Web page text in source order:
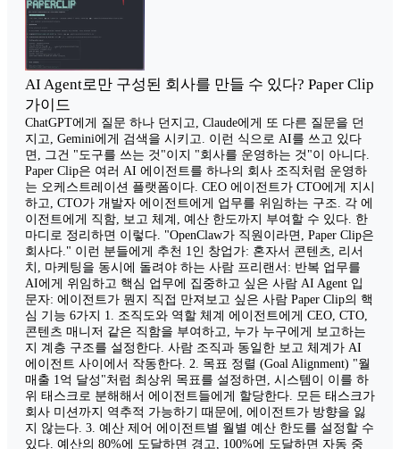
AI Agent로만 구성된 회사를 만들 수 있다? Paper Clip
가이드
ChatGPT에게 질문 하나 던지고, Claude에게 또 다른 질문을 던
지고, Gemini에게 검색을 시키고. 이런 식으로 AI를 쓰고 있다
면, 그건 "도구를 쓰는 것"이지 "회사를 운영하는 것"이 아니다.
Paper Clip은 여러 AI 에이전트를 하나의 회사 조직처럼 운영하
는 오케스트레이션 플랫폼이다. CEO 에이전트가 CTO에게 지시
하고, CTO가 개발자 에이전트에게 업무를 위임하는 구조. 각 에
이전트에게 직함, 보고 체계, 예산 한도까지 부여할 수 있다. 한
마디로 정리하면 이렇다. "OpenClaw가 직원이라면, Paper Clip은
회사다." 이런 분들에게 추천 1인 창업가: 혼자서 콘텐츠, 리서
치, 마케팅을 동시에 돌려야 하는 사람 프리랜서: 반복 업무를
AI에게 위임하고 핵심 업무에 집중하고 싶은 사람 AI Agent 입
문자: 에이전트가 뭔지 직접 만져보고 싶은 사람 Paper Clip의 핵
심 기능 6가지 1. 조직도와 역할 체계 에이전트에게 CEO, CTO,
콘텐츠 매니저 같은 직함을 부여하고, 누가 누구에게 보고하는
지 계층 구조를 설정한다. 사람 조직과 동일한 보고 체계가 AI
에이전트 사이에서 작동한다. 2. 목표 정렬 (Goal Alignment) "월
매출 1억 달성"처럼 최상위 목표를 설정하면, 시스템이 이를 하
위 태스크로 분해해서 에이전트들에게 할당한다. 모든 태스크가
회사 미션까지 역추적 가능하기 때문에, 에이전트가 방향을 잃
지 않는다. 3. 예산 제어 에이전트별 월별 예산 한도를 설정할 수
있다. 예산의 80%에 도달하면 경고, 100%에 도달하면 자동 중